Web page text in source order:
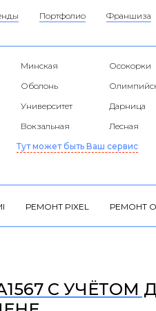
Портфолио Франшиза
Минская
Осокорки
Оболонь
Университет
Дарница
Вокзальная
Лесная
Тут может быть Ваш сервис
РЕМОНТ PIXEL РЕМОНТ
С